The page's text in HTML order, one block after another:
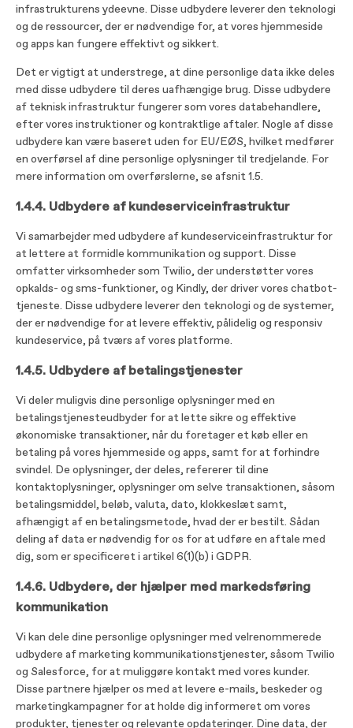
infrastrukturens ydeevne. Disse udbydere leverer den teknologi
og de ressourcer, der er nødvendige for, at vores hjemmeside
og apps kan fungere effektivt og sikkert.
Det er vigtigt at understrege, at dine personlige data ikke deles
med disse udbydere til deres uafhængige brug. Disse udbydere
af teknisk infrastruktur fungerer som vores databehandlere,
efter vores instruktioner og kontraktlige aftaler. Nogle af disse
udbydere kan være baseret uden for EU/EØS, hvilket medfører
en overførsel af dine personlige oplysninger til tredjelande. For
mere information om overførslerne, se afsnit 1.5.
1.4.4. Udbydere af kundeserviceinfrastruktur
Vi samarbejder med udbydere af kundeserviceinfrastruktur for
at lettere at formidle kommunikation og support. Disse
omfatter virksomheder som Twilio, der understøtter vores
opkalds- og sms-funktioner, og Kindly, der driver vores chatbot-
tjeneste. Disse udbydere leverer den teknologi og de systemer,
der er nødvendige for at levere effektiv, pålidelig og responsiv
kundeservice, på tværs af vores platforme.
1.4.5. Udbydere af betalingstjenester
Vi deler muligvis dine personlige oplysninger med en
betalingstjenesteudbyder for at lette sikre og effektive
økonomiske transaktioner, når du foretager et køb eller en
betaling på vores hjemmeside og apps, samt for at forhindre
svindel. De oplysninger, der deles, refererer til dine
kontaktoplysninger, oplysninger om selve transaktionen, såsom
betalingsmiddel, beløb, valuta, dato, klokkeslæt samt,
afhængigt af en betalingsmetode, hvad der er bestilt. Sådan
deling af data er nødvendig for os for at udføre en aftale med
dig, som er specificeret i artikel 6(1)(b) i GDPR.
1.4.6. Udbydere, der hjælper med markedsføring
kommunikation
Vi kan dele dine personlige oplysninger med velrenommerede
udbydere af marketing kommunikationstjenester, såsom Twilio
og Salesforce, for at muliggøre kontakt med vores kunder.
Disse partnere hjælper os med at levere e-mails, beskeder og
marketingkampagner for at holde dig informeret om vores
produkter, tjenester og relevante opdateringer. Dine data, der